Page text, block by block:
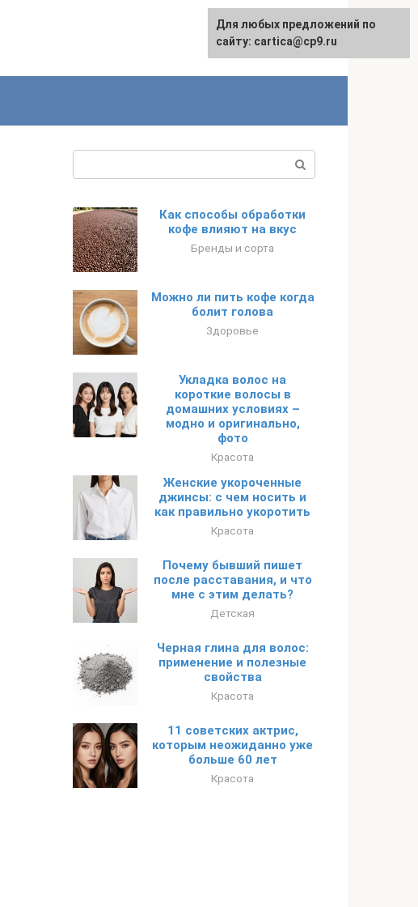
English
Как способы обработки
кофе влияют на вкус
Бренды и сорта
Можно ли пить кофе когда
болит голова
Здоровье
Укладка волос на
короткие волосы в
домашних условиях –
модно и оригинально,
фото
Красота
Женские укороченные
джинсы: с чем носить и
как правильно укоротить
Красота
Почему бывший пишет
после расставания, и что
мне с этим делать?
Детская
Черная глина для волос:
применение и полезные
свойства
Красота
11 советских актрис,
которым неожиданно уже
больше 60 лет
Красота
Для любых предложений по
сайту: cartica@cp9.ru